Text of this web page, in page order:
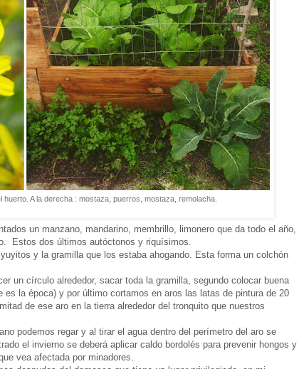
A la derecha : mostaza, puerros, mostaza, remolacha.
un manzano, mandarino, membrillo, limonero que da todo el año,
Estos dos últimos autóctonos y riquísimos.
y la gramilla que los estaba ahogando. Esta forma un colchón
un círculo alrededor, sacar toda la gramilla, segundo colocar buena
la época) y por último cortamos en aros las latas de pintura de 20
de ese aro en la tierra alrededor del tronquito que nuestros
podemos regar y al tirar el agua dentro del perímetro del aro se
el invierno se deberá aplicar caldo bordolés para prevenir hongos y
vea afectada por minadores.